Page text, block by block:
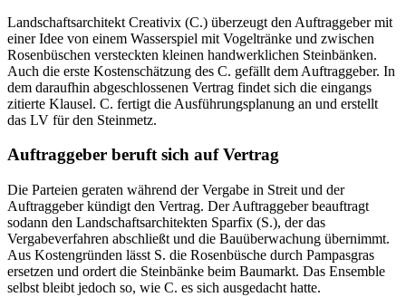
Landschaftsarchitekt Creativix (C.) überzeugt den Auftraggeber mit
einer Idee von einem Wasserspiel mit Vogeltränke und zwischen
Rosenbüschen versteckten kleinen handwerklichen Steinbänken.
Auch die erste Kostenschätzung des C. gefällt dem Auftraggeber. In
dem daraufhin abgeschlossenen Vertrag findet sich die eingangs
zitierte Klausel. C. fertigt die Ausführungsplanung an und erstellt
das LV für den Steinmetz.
Auftraggeber beruft sich auf Vertrag
Die Parteien geraten während der Vergabe in Streit und der
Auftraggeber kündigt den Vertrag. Der Auftraggeber beauftragt
sodann den Landschaftsarchitekten Sparfix (S.), der das
Vergabeverfahren abschließt und die Bauüberwachung übernimmt.
Aus Kostengründen lässt S. die Rosenbüsche durch Pampasgras
ersetzen und ordert die Steinbänke beim Baumarkt. Das Ensemble
selbst bleibt jedoch so, wie C. es sich ausgedacht hatte.